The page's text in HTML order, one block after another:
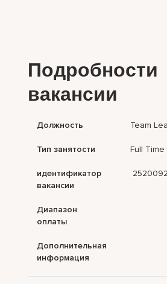
Подробности
вакансии
Должность Team
Тип занятости Full Time
идентификатор
вакансии
Диапазон
оплаты
Дополнительная
информация